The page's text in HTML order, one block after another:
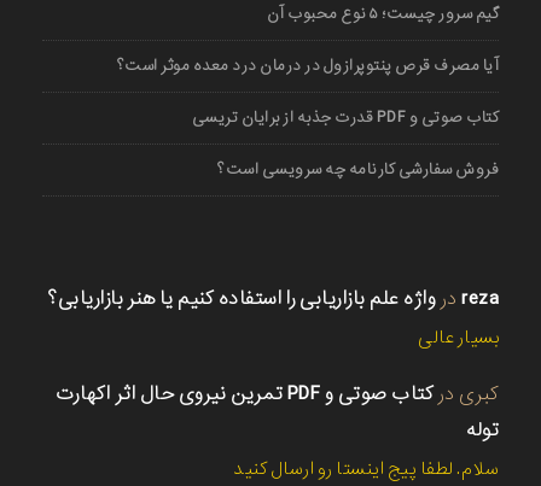
گیم سرور چیست؛ ۵ نوع محبوب آن
آیا مصرف قرص پنتوپرازول در درمان درد معده موثر است؟
کتاب صوتی و PDF قدرت جذبه از برایان تریسی
فروش سفارشی کارنامه چه سرویسی است؟
reza در واژه علم بازاریابی را استفاده کنیم یا هنر بازاریابی؟
بسیار عالی
کبری در
کتاب صوتی و PDF تمرین نیروی حال اثر اکهارت
توله
سلام. لطفا پیج اینستا رو ارسال کنید